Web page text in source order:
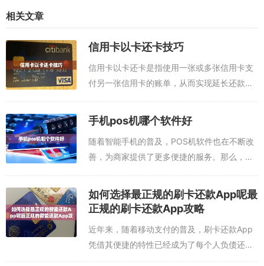
相关文章
信用卡以卡还卡技巧
信用卡以卡还卡是指使用一张或多张信用卡支
付另一张信用卡的账单，从而实现延长还款期
用卡上积累更多的财富，并可以帮助他们更好
地管理财务。本文推荐刷信用卡app，任选...
手机pos机哪个软件好
随着智能手机的普及，POS机软件也在不断改
善，为商家提供了更多便捷的服务。那么，手
际，介绍当前市场上最受欢迎的手机POS机软
件，帮助消费者在选择时更加明晰。本...
如何选择最正规的刷卡还款App呢最
正规的刷卡还款App攻略
近年来，随着移动支付的普及，刷卡还款App
凭借其便捷的特性已经成为了每个人负债还款
的最佳选择。但是，如何选择最正规的刷卡还